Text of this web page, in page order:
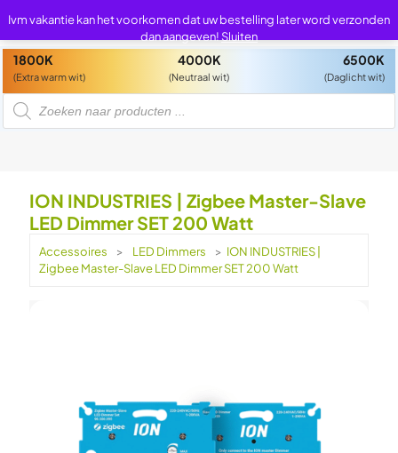
1800K
(Extra warm wit)
4000K
(Neutraal wit)
6500K
(Daglicht wit)
P
d
ION INDUSTRIES | Zigbee Master-Slave
LED Dimmer SET 200 Watt
Accessoires > LED Dimmers > ION INDUSTRIES |
Zigbee Master-Slave LED Dimmer SET 200 Watt
Ivm vakantie kan het voorkomen dat uw bestelling later word verzonden
dan aangeven! Sluiten